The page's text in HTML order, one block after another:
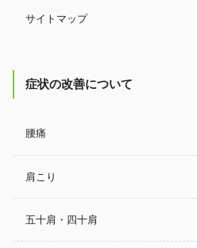
サイトマップ
症状の改善について
腰痛
肩こり
五十肩・四十肩